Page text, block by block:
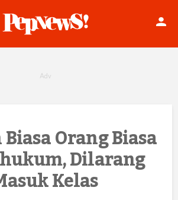
Orang Biasa
Dilarang
Kelas